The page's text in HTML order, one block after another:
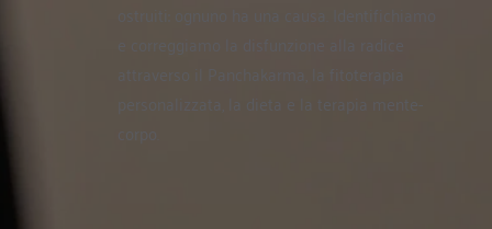
attraverso il Panchakarma, la fitoterapia
personalizzata, la dieta e la terapia mente-